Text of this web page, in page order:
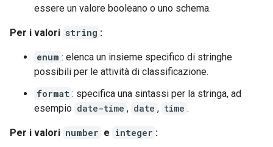
essere un valore booleano o uno schema.
Per i valori string :
enum : elenca un insieme specifico di stringhe
possibili per le attività di classificazione.
format : specifica una sintassi per la stringa, ad
esempio date-time , date , time .
Per i valori number e integer :